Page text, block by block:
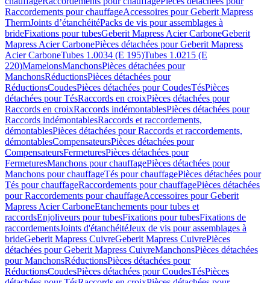
Raccordements pour chauffageAccessoires pour Geberit Mapress
ThermJoints d’étanchéitéPacks de vis pour assemblages à
brideFixations pour tubesGeberit Mapress Acier CarboneGeberit
Mapress Acier CarbonePièces détachées pour Geberit Mapress
Acier CarboneTubes 1.0034 (E 195)Tubes 1.0215 (E
220)MamelonsManchonsPièces détachées pour
ManchonsRéductionsPièces détachées pour
RéductionsCoudesPièces détachées pour CoudesTésPièces
détachées pour TésRaccords en croixPièces détachées pour
Raccords en croixRaccords indémontablesPièces détachées pour
Raccords indémontablesRaccords et raccordements,
démontablesPièces détachées pour Raccords et raccordements,
démontablesCompensateursPièces détachées pour
CompensateursFermeturesPièces détachées pour
FermeturesManchons pour chauffagePièces détachées pour
Manchons pour chauffageTés pour chauffagePièces détachées pour
Tés pour chauffageRaccordements pour chauffagePièces détachées
pour Raccordements pour chauffageAccessoires pour Geberit
Mapress Acier CarboneEtanchements pour tubes et
raccordsEnjoliveurs pour tubesFixations pour tubesFixations de
raccordementsJoints d'étanchéitéJeux de vis pour assemblages à
brideGeberit Mapress CuivreGeberit Mapress CuivrePièces
détachées pour Geberit Mapress CuivreManchonsPièces détachées
pour ManchonsRéductionsPièces détachées pour
RéductionsCoudesPièces détachées pour CoudesTésPièces